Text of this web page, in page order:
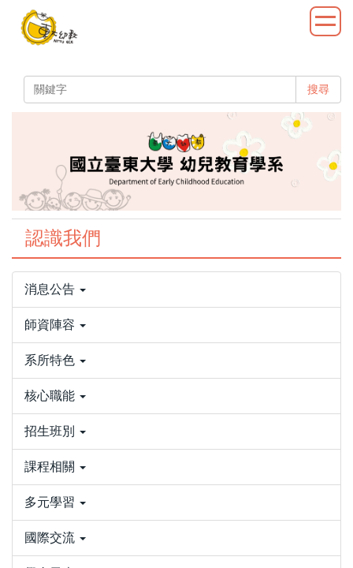
搜尋
認識我們
消息公告
師資陣容
系所特色
核心職能
招生班別
課程相關
多元學習
國際交流